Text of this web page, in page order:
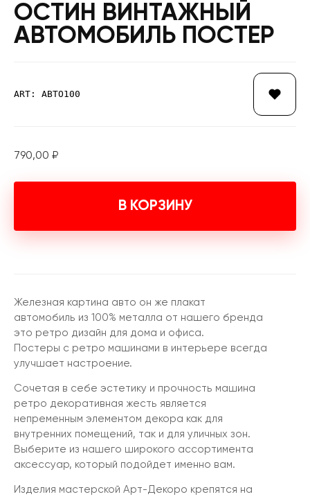
ОСТИН ВИНТАЖНЫЙ
АВТОМОБИЛЬ ПОСТЕР
ART: АВТО100
790,00 ₽
В КОРЗИНУ
Железная картина авто он же плакат
автомобиль из 100% металла от нашего бренда
это ретро дизайн для дома и офиса.
Постеры с ретро машинами в интерьере всегда
улучшает настроение.
Сочетая в себе эстетику и прочность машина
ретро декоративная жесть является
непременным элементом декора как для
внутренних помещений, так и для уличных зон.
Выберите из нашего широкого ассортимента
аксессуар, который подойдет именно вам.
Изделия мастерской Арт-Декоро крепятся на